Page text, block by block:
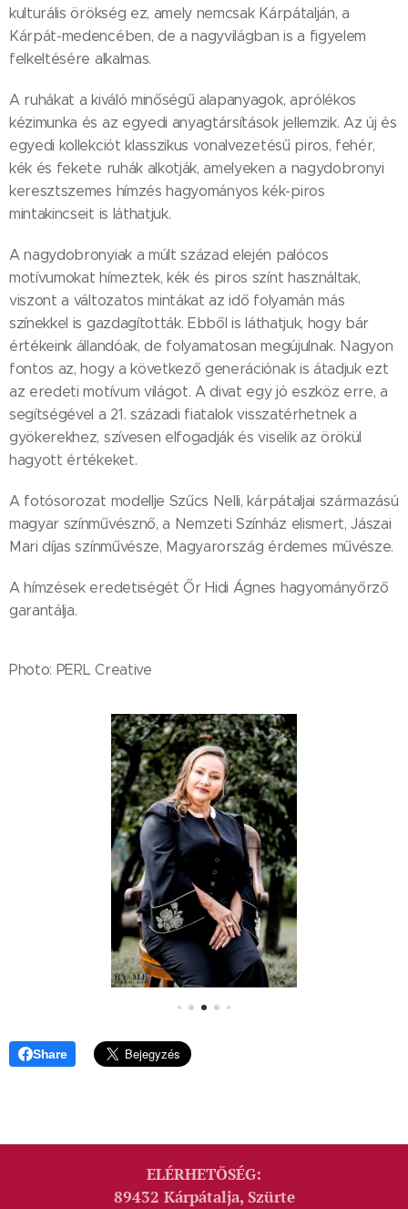
kulturális örökség ez, amely nemcsak Kárpátalján, a
Kárpát-medencében, de a nagyvilágban is a figyelem
felkeltésére alkalmas.
A ruhákat a kiváló minőségű alapanyagok, aprólékos
kézimunka és az egyedi anyagtársítások jellemzik. Az új és
egyedi kollekciót klasszikus vonalvezetésű piros, fehér,
kék és fekete ruhák alkotják, amelyeken a nagydobronyi
keresztszemes hímzés hagyományos kék-piros
mintakincseit is láthatjuk.
A nagydobronyiak a múlt század elején palócos
motívumokat hímeztek, kék és piros színt használtak,
viszont a változatos mintákat az idő folyamán más
színekkel is gazdagították. Ebből is láthatjuk, hogy bár
értékeink állandóak, de folyamatosan megújulnak. Nagyon
fontos az, hogy a következő generációnak is átadjuk ezt
az eredeti motívum világot. A divat egy jó eszköz erre, a
segítségével a 21. századi fiatalok visszatérhetnek a
gyökerekhez, szívesen elfogadják és viselik az örökül
hagyott értékeket.
A fotósorozat modellje Szűcs Nelli, kárpátaljai származású
magyar színművésznő, a Nemzeti Színház elismert, Jászai
Mari díjas színművésze, Magyarország érdemes művésze.
A hímzések eredetiségét Őr Hidi Ágnes hagyományőrző
garantálja.
Photo: PERL Creative
Share
ELÉRHETŐSÉG:
89432 Kárpátalja, Szürte